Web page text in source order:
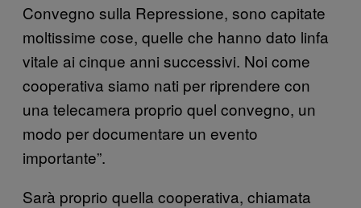
Convegno sulla Repressione, sono capitate
moltissime cose, quelle che hanno dato linfa
vitale ai cinque anni successivi. Noi come
cooperativa siamo nati per riprendere con
una telecamera proprio quel convegno, un
modo per documentare un evento
importante”.
Sarà proprio quella cooperativa, chiamata